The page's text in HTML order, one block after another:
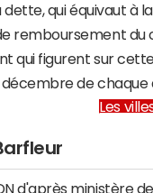
dette, qui équivaut à
remboursement du
qui figurent sur
décembre de chaque
Les
d'après ministère